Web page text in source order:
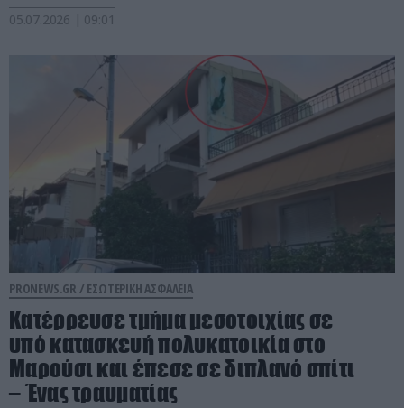
05.07.2026 | 09:01
PRONEWS.GR / ΕΣΩΤΕΡΙΚΗ ΑΣΦΑΛΕΙΑ
Κατέρρευσε τμήμα μεσοτοιχίας σε
υπό κατασκευή πολυκατοικία στο
Μαρούσι και έπεσε σε διπλανό σπίτι
– Ένας τραυματίας